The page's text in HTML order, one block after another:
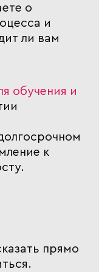
о
и
ли вам
обучения и
к
прямо